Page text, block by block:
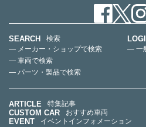
SEARCH
検索
— メーカー・ショップで検索
— 車両で検索
— パーツ・製品で検索
— 一
ARTICLE 特集記事
CUSTOM CAR おすすめ車両
EVENT イベントインフォメーション